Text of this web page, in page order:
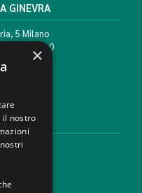
GINEVRA
5 Milano
02 784510
×
il nostro